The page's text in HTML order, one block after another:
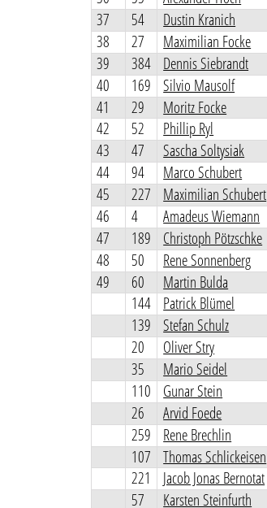
37
54 Dustin Kranich
38
27 Maximilian Focke
39
384 Dennis Siebrandt
40
169 Silvio Mausolf
41
29 Moritz Focke
42
52 Phillip Ryl
43
47 Sascha Soltysiak
44
94 Marco Schubert
45
227 Maximilian Schubert
46
4 Amadeus Wiemann
47
189 Christoph Pötzschke
48
50 Rene Sonnenberg
49
60 Martin Bulda
144
Patrick Blümel
139
Stefan Schulz
20
Oliver Stry
35
Mario Seidel
110
Gunar Stein
26
Arvid Foede
259
Rene Brechlin
107
Thomas Schlickeisen
221
Jacob Jonas Bernotat
57
Karsten Steinfurth